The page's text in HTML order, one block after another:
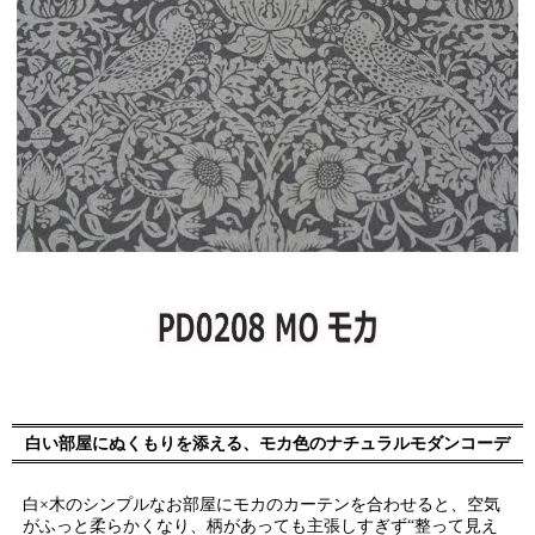
白い部屋にぬくもりを添える、モカ色のナチュラルモダンコーデ
白×木のシンプルなお部屋にモカのカーテンを合わせると、空気
がふっと柔らかくなり、柄があっても主張しすぎず“整って見え